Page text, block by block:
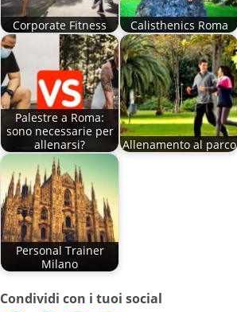
Corporate Fitness Calisthenics Roma
Palestre a Roma:
sono necessarie per
allenarsi?
Allenamento al parco
Personal Trainer
Milano
Condividi con i tuoi social